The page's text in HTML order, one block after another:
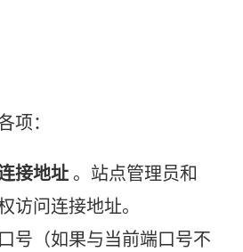
项：
接地址 。站点管理员和
访问连接地址。
号（如果与当前端口号不